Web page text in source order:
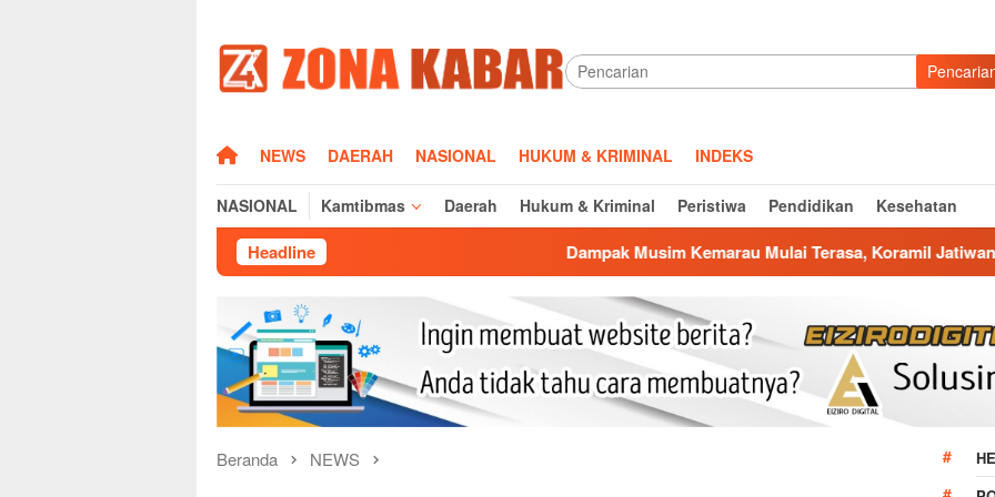
konten
HOMENEWS DAERAH NASIONAL HUKUM & KRIMINAL INDEKS
NASIONAL Kamtibmas Daerah Hukum & Kriminal Peristiwa Pendidikan Kesehatan
Headline Dampak Musim Kemarau Mulai Terasa, Koramil Jatiwangi Salurkan
Beranda NEWS